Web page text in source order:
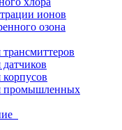
ионов
озона
промышленных